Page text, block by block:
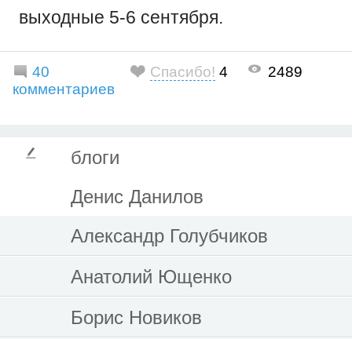
выходные 5-6 сентября.
40
комментариев
Спасибо! 4 2489
блоги
Денис Данилов
Александр Голубчиков
Анатолий Ющенко
Борис Новиков